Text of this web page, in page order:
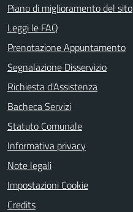
Piano di miglioramento del sito
Leggi le FAQ
Prenotazione Appuntamento
Segnalazione Disservizio
Richiesta d'Assistenza
Bacheca Servizi
Statuto Comunale
Informativa privacy
Note legali
Impostazioni Cookie
Credits